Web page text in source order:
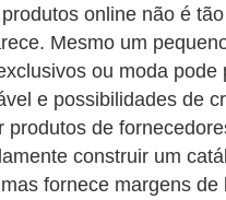
online não é
Mesmo um
ou moda pode
e possibilidades de
produtos de
construir um
fornece margens de